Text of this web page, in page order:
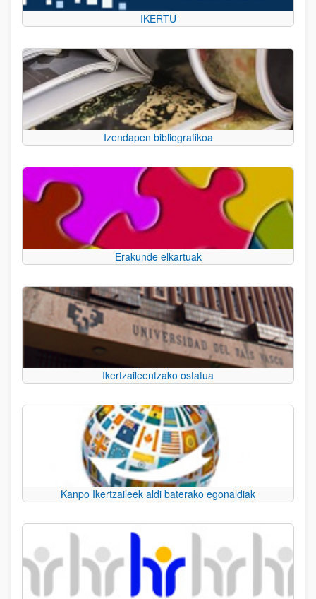
IKERTU
Izendapen bibliografikoa
Erakunde elkartuak
Ikertzaileentzako ostatua
Kanpo Ikertzaileek aldi baterako egonaldiak